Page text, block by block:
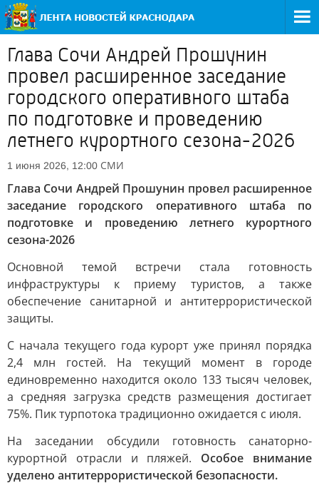
Глава Сочи Андрей Прошунин
провел расширенное заседание
городского оперативного штаба
по подготовке и проведению
летнего курортного сезона-2026
1 июня 2026, 12:00 СМИ
Глава Сочи Андрей Прошунин провел расширенное
заседание городского оперативного штаба по
подготовке и проведению летнего курортного
сезона-2026
Основной темой встречи стала готовность
инфраструктуры к приему туристов, а также
обеспечение санитарной и антитеррористической
защиты.
С начала текущего года курорт уже принял порядка
2,4 млн гостей. На текущий момент в городе
единовременно находится около 133 тысяч человек,
а средняя загрузка средств размещения достигает
75%. Пик турпотока традиционно ожидается с июля.
На заседании обсудили готовность санаторно-
курортной отрасли и пляжей. Особое внимание
уделено антитеррористической безопасности.